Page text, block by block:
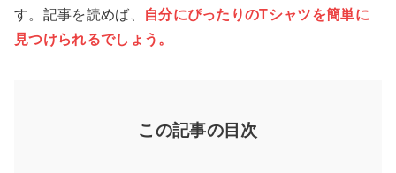
す。記事を読めば、
自分にぴったりのTシャツを簡単に
見つけられるでしょう。
この記事の目次